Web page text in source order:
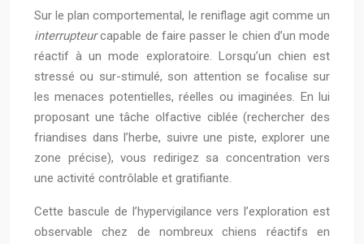
Sur le plan comportemental, le reniflage agit comme un
interrupteurcapable de faire passer le chien d’un mode
réactif à un mode exploratoire. Lorsqu’un chien est
stressé ou sur-stimulé, son attention se focalise sur
les menaces potentielles, réelles ou imaginées. En lui
proposant une tâche olfactive ciblée (rechercher des
friandises dans l’herbe, suivre une piste, explorer une
zone précise), vous redirigez sa concentration vers
une activité contrôlable et gratifiante.
Cette bascule de l’hypervigilance vers l’exploration est
observable chez de nombreux chiens réactifs en